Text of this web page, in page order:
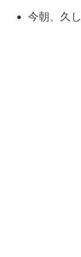
今朝、久